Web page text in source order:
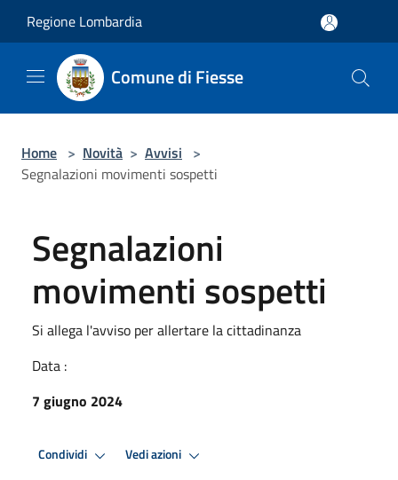
Regione Lombardia
Comune di Fiesse
Home > Novità > Avvisi >
Segnalazioni movimenti sospetti
Segnalazioni
movimenti sospetti
Si allega l'avviso per allertare la cittadinanza
Data :
7 giugno 2024
Condividi Vedi azioni